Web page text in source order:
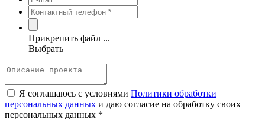
Прикрепить файл ...
Выбрать
Я соглашаюсь с условиями Политики обработки
персональных данных и даю согласие на обработку своих
персональных данных *